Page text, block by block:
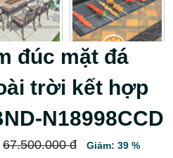
đúc mặt đá
trời kết hợp
N18998CCD
67.500.000 đ Giảm: 39 %